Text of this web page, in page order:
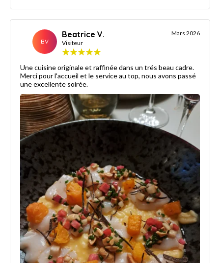
BV
Beatrice V.
Visiteur
Mars 2026
Une cuisine originale et raffinée dans un trés beau cadre.
Merci pour l'accueil et le service au top, nous avons passé
une excellente soirée.